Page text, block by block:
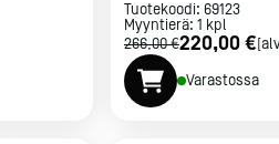
Tuotekoodi: 69123
Myyntierä: 1 kpl
266,00 €220,00 €
Varastossa